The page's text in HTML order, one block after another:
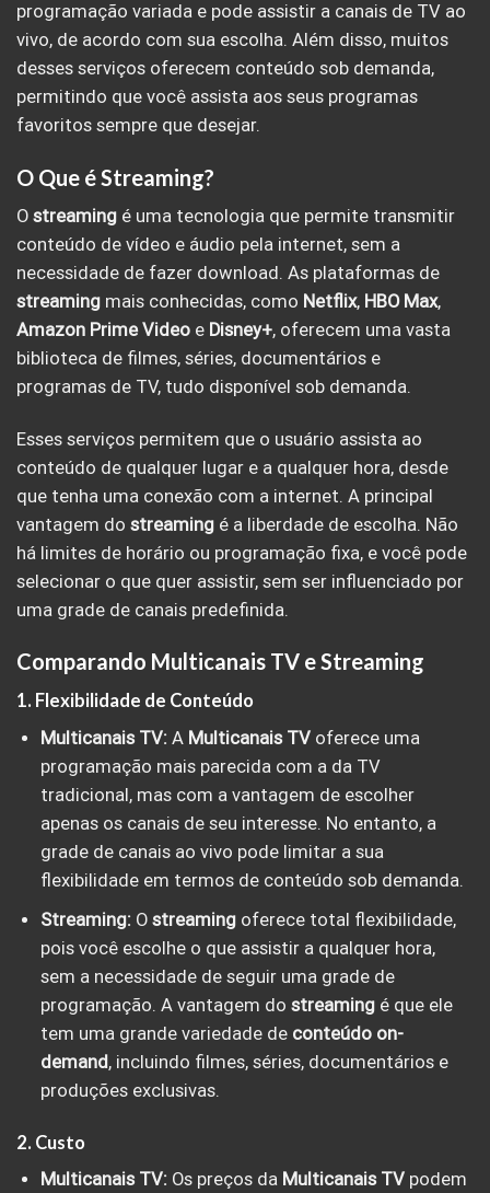
programação variada e pode assistir a canais de TV ao
vivo, de acordo com sua escolha. Além disso, muitos
desses serviços oferecem conteúdo sob demanda,
permitindo que você assista aos seus programas
favoritos sempre que desejar.
O Que é Streaming?
O streaming é uma tecnologia que permite transmitir
conteúdo de vídeo e áudio pela internet, sem a
necessidade de fazer download. As plataformas de
streaming mais conhecidas, como Netflix, HBO Max,
Amazon Prime Video e Disney+, oferecem uma vasta
biblioteca de filmes, séries, documentários e
programas de TV, tudo disponível sob demanda.
Esses serviços permitem que o usuário assista ao
conteúdo de qualquer lugar e a qualquer hora, desde
que tenha uma conexão com a internet. A principal
vantagem do streaming é a liberdade de escolha. Não
há limites de horário ou programação fixa, e você pode
selecionar o que quer assistir, sem ser influenciado por
uma grade de canais predefinida.
Comparando Multicanais TV e Streaming
1. Flexibilidade de Conteúdo
Multicanais TV: A Multicanais TVoferece uma
programação mais parecida com a da TV
tradicional, mas com a vantagem de escolher
apenas os canais de seu interesse. No entanto, a
grade de canais ao vivo pode limitar a sua
flexibilidade em termos de conteúdo sob demanda.
Streaming: O streamingoferece total flexibilidade,
pois você escolhe o que assistir a qualquer hora,
sem a necessidade de seguir uma grade de
programação. A vantagem do streamingé que ele
tem uma grande variedade de conteúdo on-
demand, incluindo filmes, séries, documentários e
produções exclusivas.
2. Custo
Multicanais TV: Os preços da Multicanais TVpodem